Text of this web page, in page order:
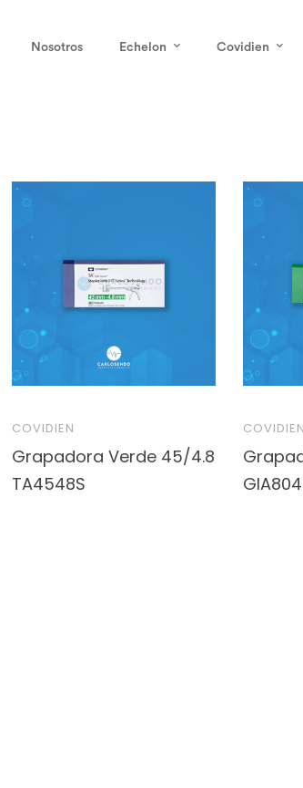
Nosotros Echelon Covidien
COVIDIEN
Grapadora Verde 45/4.8
TA4548S
COVIDIEN